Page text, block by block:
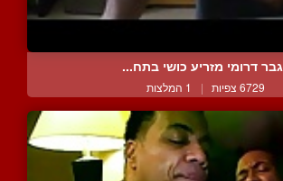
גבר דרומי מזריע כושי בתח...
6729 צפיות | 1 המלצות